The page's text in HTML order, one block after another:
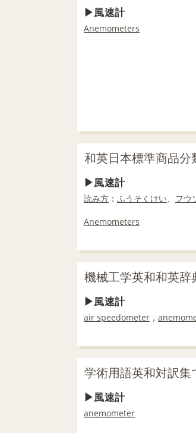
風速計
Anemometers
和英日本標準商品分
風速計
読み方 ： ふうそくけい フウ
Anemometers
機械工学英和和英辞
風速計
air speedometer ，
学術用語英和対訳集
風速計
anemometer